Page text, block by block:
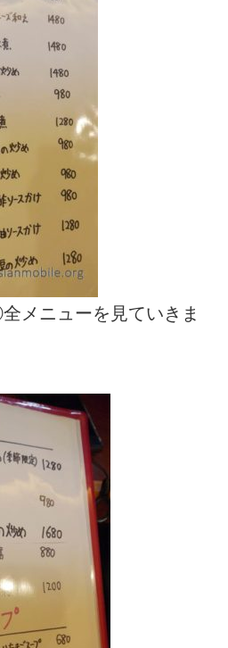
メニューを見ていきま